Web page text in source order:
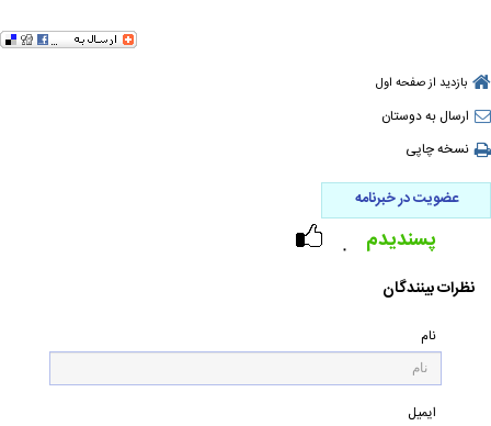
بازدید از صفحه اول
ارسال به دوستان
نسخه چاپی
عضویت در خبرنامه
۰ پسندیدم
نظرات بینندگان
نام
ایمیل